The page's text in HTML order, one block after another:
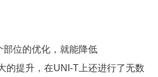
位的优化，就能降低
的提升，在UNI-T上还进行了无数